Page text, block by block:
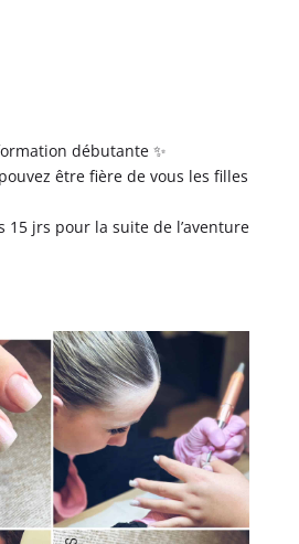
débutante ✨
être fière de vous les filles
15 jrs pour la suite de l’aventure